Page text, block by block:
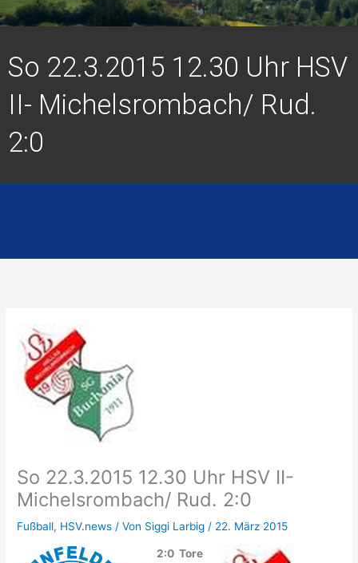
So 22.3.2015 12.30 Uhr HSV
II- Michelsrombach/ Rud.
2:0
So 22.3.2015 12.30 Uhr HSV II-
Michelsrombach/ Rud. 2:0
Fußball, HSV.news / Von Siggi Larbig / 22. März 2015
2:0 Tore